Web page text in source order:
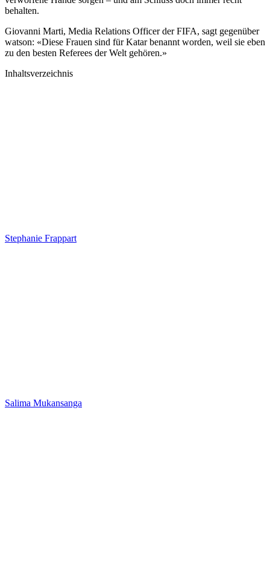
behalten.
Giovanni Marti, Media Relations Officer der FIFA, sagt gegenüber
watson: «Diese Frauen sind für Katar benannt worden, weil sie eben
zu den besten Referees der Welt gehören.»
Inhaltsverzeichnis
Stephanie Frappart
Salima Mukansanga